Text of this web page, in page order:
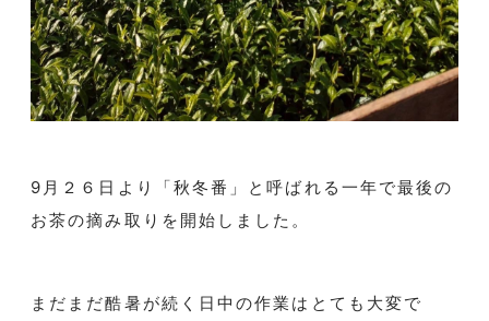
9 月２６日より「秋冬番」と呼ばれる一年で最後の
お茶の摘み取りを開始しました。
まだまだ酷暑が続く日中の作業はとても大変で